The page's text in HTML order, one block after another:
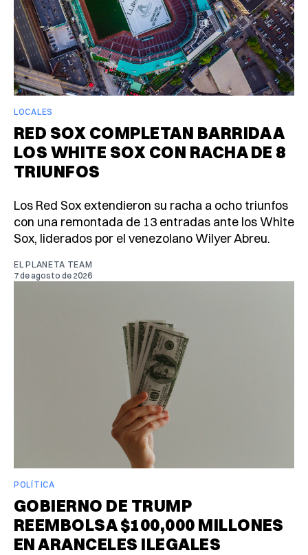
LOCALES
RED SOX COMPLETAN BARRIDA A
LOS WHITE SOX CON RACHA DE 8
TRIUNFOS
Los Red Sox extendieron su racha a ocho triunfos
con una remontada de 13 entradas ante los White
Sox, liderados por el venezolano Wilyer Abreu.
EL PLANETA TEAM
7 de agosto de 2026
POLÍTICA
GOBIERNO DE TRUMP
REEMBOLSA $100,000 MILLONES
EN ARANCELES ILEGALES